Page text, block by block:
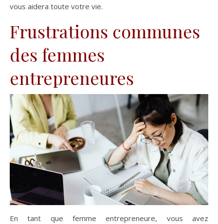
vous aidera toute votre vie.
Frustrations communes
des femmes
entrepreneures
En tant que femme entrepreneure, vous avez